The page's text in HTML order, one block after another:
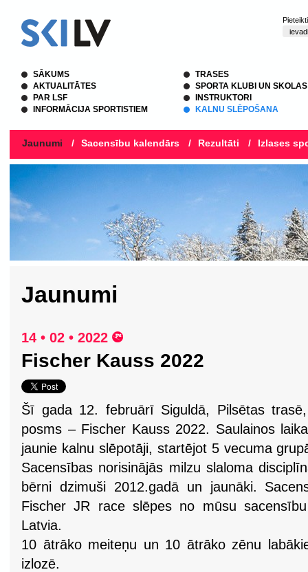
SĀKUMS
AKTUALITĀTES
PAR LSF
INFORMĀCIJA SPORTISTIEM
TRASES
SPORTA KLUBI UN SKOLAS
INSTRUKTORI
KALNU SLĒPOŠANA
Jaunumi / Sacensību kalendārs / Rezultāti / Izlases
Jaunumi
14 • 02 • 2022
Fischer Kauss 2022
Šī gada 12. februārī Siguldā, Pilsētas
posms – Fischer Kauss 2022. Saulainos
jaunie kalnu slēpotāji, startējot 5 vecuma
Sacensības norisinājās milzu slaloma
bērni dzimuši 2012.gadā un jaunāki.
Fischer JR race slēpes no mūsu
Latvia.
10 ātrāko meiteņu un 10 ātrāko zēnu
izlozē.